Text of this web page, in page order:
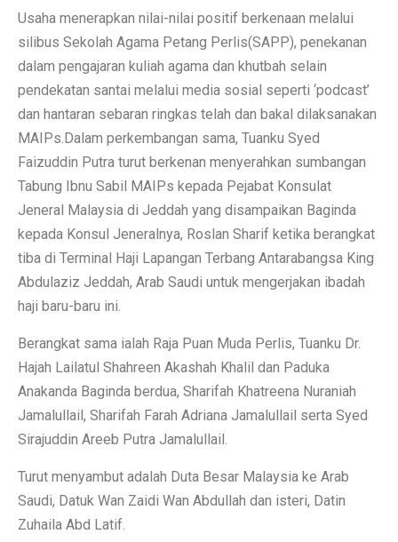
Usaha menerapkan nilai-nilai positif berkenaan melalui
silibus Sekolah Agama Petang Perlis(SAPP), penekanan
dalam pengajaran kuliah agama dan khutbah selain
pendekatan santai melalui media sosial seperti ‘podcast’
dan hantaran sebaran ringkas telah dan bakal dilaksanakan
MAIPs.Dalam perkembangan sama, Tuanku Syed
Faizuddin Putra turut berkenan menyerahkan sumbangan
Tabung Ibnu Sabil MAIPs kepada Pejabat Konsulat
Jeneral Malaysia di Jeddah yang disampaikan Baginda
kepada Konsul Jeneralnya, Roslan Sharif ketika berangkat
tiba di Terminal Haji Lapangan Terbang Antarabangsa King
Abdulaziz Jeddah, Arab Saudi untuk mengerjakan ibadah
haji baru-baru ini.
Berangkat sama ialah Raja Puan Muda Perlis, Tuanku Dr.
Hajah Lailatul Shahreen Akashah Khalil dan Paduka
Anakanda Baginda berdua, Sharifah Khatreena Nuraniah
Jamalullail, Sharifah Farah Adriana Jamalullail serta Syed
Sirajuddin Areeb Putra Jamalullail.
Turut menyambut adalah Duta Besar Malaysia ke Arab
Saudi, Datuk Wan Zaidi Wan Abdullah dan isteri, Datin
Zuhaila Abd Latif.